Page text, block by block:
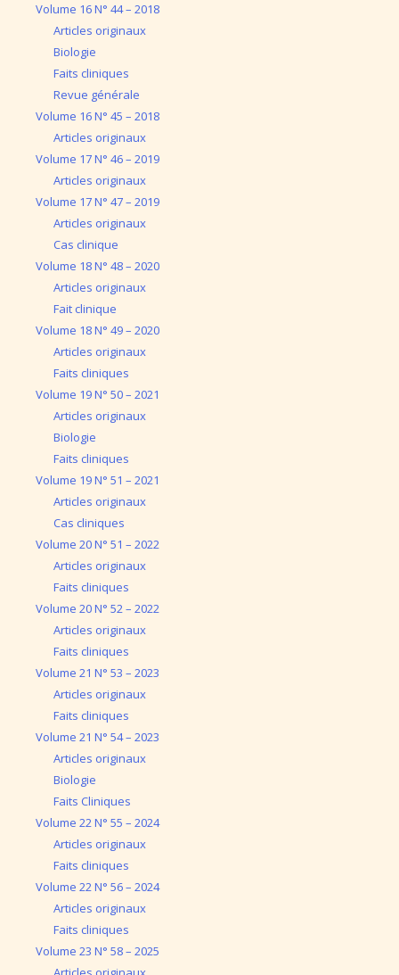
Volume 16 N° 44 – 2018
Articles originaux
Biologie
Faits cliniques
Revue générale
Volume 16 N° 45 – 2018
Articles originaux
Volume 17 N° 46 – 2019
Articles originaux
Volume 17 N° 47 – 2019
Articles originaux
Cas clinique
Volume 18 N° 48 – 2020
Articles originaux
Fait clinique
Volume 18 N° 49 – 2020
Articles originaux
Faits cliniques
Volume 19 N° 50 – 2021
Articles originaux
Biologie
Faits cliniques
Volume 19 N° 51 – 2021
Articles originaux
Cas cliniques
Volume 20 N° 51 – 2022
Articles originaux
Faits cliniques
Volume 20 N° 52 – 2022
Articles originaux
Faits cliniques
Volume 21 N° 53 – 2023
Articles originaux
Faits cliniques
Volume 21 N° 54 – 2023
Articles originaux
Biologie
Faits Cliniques
Volume 22 N° 55 – 2024
Articles originaux
Faits cliniques
Volume 22 N° 56 – 2024
Articles originaux
Faits cliniques
Volume 23 N° 58 – 2025